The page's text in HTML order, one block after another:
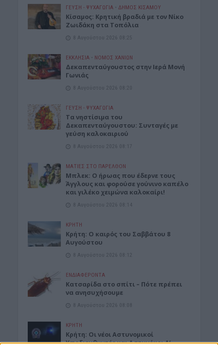
ΓΕΎΣΗ - ΨΥΧΑΓΩΓΊΑ • ΔΉΜΟΣ ΚΙΣΆΜΟΥ
Kίσαμος: Κρητική βραδιά με τον Νίκο
Ζωιδάκη στα Τοπόλια
8 Αυγούστου 2026 08:25
ΕΚΚΛΗΣΙΑ • ΝΟΜΌΣ ΧΑΝΊΩΝ
Δεκαπενταύγουστος στην Ιερά Μονή
Γωνιάς
8 Αυγούστου 2026 08:20
ΓΕΎΣΗ - ΨΥΧΑΓΩΓΊΑ
Τα νηστίσιμα του
Δεκαπενταύγουστου: Συνταγές με
γεύση καλοκαιριού
8 Αυγούστου 2026 08:17
ΜΑΤΙΕΣ ΣΤΟ ΠΑΡΕΛΘΟΝ
Μπλεκ: O ήρωας που έδερνε τους
Άγγλους και φορούσε γούνινο καπέλο
και γιλέκο χειμώνα καλοκαίρι!
8 Αυγούστου 2026 08:14
ΚΡΗΤΗ
Κρήτη: O καιρός του Σαββάτου 8
Αυγούστου
8 Αυγούστου 2026 08:12
ΕΝΔΙΑΦΕΡΟΝΤΑ
Κατσαρίδα στο σπίτι – Πότε πρέπει
να ανησυχήσουμε
8 Αυγούστου 2026 08:08
ΚΡΗΤΗ
Κρήτη: Οι νέοι Αστυνομικοί
Υποδιευθυντές και Αστυνόμοι Α’